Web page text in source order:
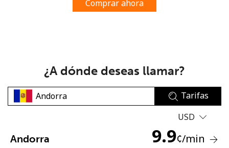
Comprar ahora
¿A dónde deseas llamar?
Tarifas
USD
Andorra 9.9¢/min